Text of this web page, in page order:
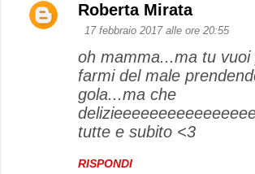
Roberta Mirata
17 febbraio 2017 alle ore 20:55
oh mamma...ma tu vuoi
farmi del male
gola...ma che
tutte e subito <3
RISPONDI